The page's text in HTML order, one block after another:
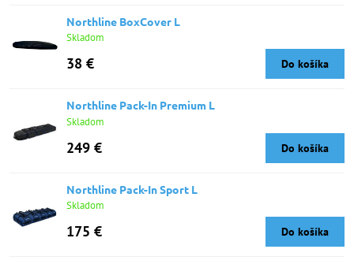
Northline BoxCover L
Skladom
38 € Do košíka
Northline Pack-In Premium L
Skladom
249 € Do košíka
Northline Pack-In Sport L
Skladom
175 € Do košíka